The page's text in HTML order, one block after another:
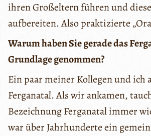
ihren Großeltern führen und
aufbereiten. Also praktizierte
Warum haben Sie gerade das
Grundlage genommen?
Ein paar meiner Kollegen und ich
Ferganatal. Als wir ankamen,
Bezeichnung Ferganatal immer
war über Jahrhunderte ein